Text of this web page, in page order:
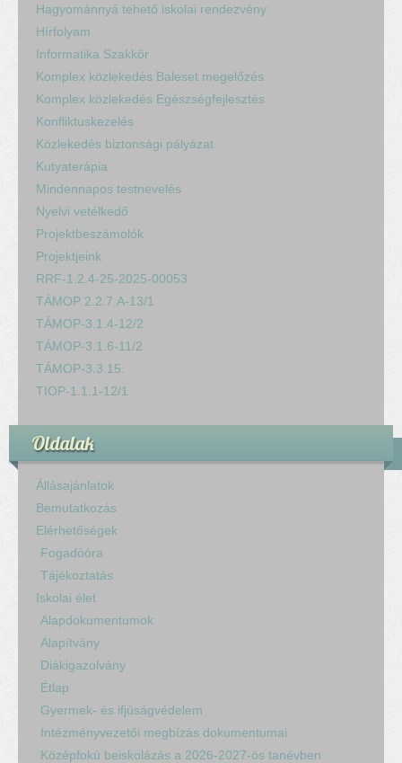
Hagyománnyá tehető iskolai rendezvény
Hírfolyam
Informatika Szakkör
Komplex közlekedés Baleset megelőzés
Komplex közlekedés Egészségfejlesztés
Konfliktuskezelés
Közlekedés biztonsági pályázat
Kutyaterápia
Mindennapos testnevelés
Nyelvi vetélkedő
Projektbeszámolók
Projektjeink
RRF-1.2.4-25-2025-00053
TÁMOP 2.2.7.A-13/1
TÁMOP-3.1.4-12/2
TÁMOP-3.1.6-11/2
TÁMOP-3.3.15.
TIOP-1.1.1-12/1
Oldalak
Állásajánlatok
Bemutatkozás
Elérhetőségek
Fogadóóra
Tájékoztatás
Iskolai élet
Alapdokumentumok
Alapítvány
Diákigazolvány
Étlap
Gyermek- és ifjúságvédelem
Intézményvezetői megbízás dokumentumai
Középfokú beiskolázás a 2026-2027-ös tanévben